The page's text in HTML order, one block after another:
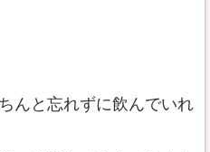
んと忘れずに飲んでいれ